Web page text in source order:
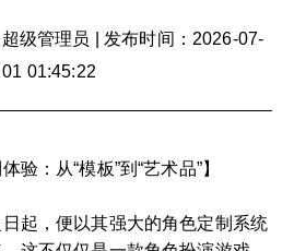
级管理员
发布时间：2026-07-
01 01:45:22
验：从“模板”到“艺术品”】
日起，便以其强大的角色定制系统